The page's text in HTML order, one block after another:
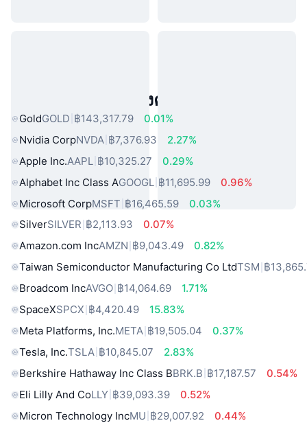
สินทรัพย์ในโลกแห่งความจริงยอดนิยม
GoldGOLD ฿143,317.79
0.01%
Nvidia CorpNVDA ฿7,376.93
2.27%
Apple Inc.AAPL ฿10,325.27
0.29%
Alphabet Inc Class AGOOGL ฿11,695.99
0.96%
Microsoft CorpMSFT ฿16,465.59
0.03%
SilverSILVER ฿2,113.93
0.07%
Amazon.com IncAMZN ฿9,043.49
0.82%
Taiwan Semiconductor Manufacturing Co LtdTSM ฿
Broadcom IncAVGO ฿14,064.69
1.71%
SpaceXSPCX ฿4,420.49
15.83%
Meta Platforms, Inc.META ฿19,505.04
0.37%
Tesla, Inc.TSLA ฿10,845.07
2.83%
Berkshire Hathaway Inc Class BBRK.B ฿17,187.57
0.54%
Eli Lilly And CoLLY ฿39,093.39
0.52%
Micron Technology IncMU ฿29,007.92
0.44%